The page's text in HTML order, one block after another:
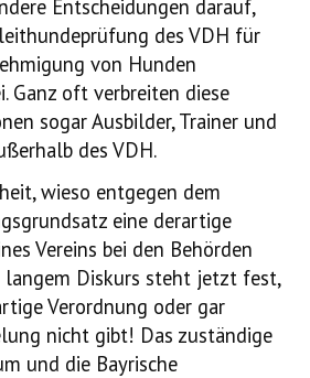
Entscheidungen darauf,
des VDH für
von Hunden
Ganz oft verbreiten diese
sogar Ausbilder, Trainer und
des VDH.
wieso entgegen dem
eine derartige
Vereins bei den Behörden
Diskurs steht jetzt fest,
Verordnung oder gar
nicht gibt! Das zuständige
und die Bayrische